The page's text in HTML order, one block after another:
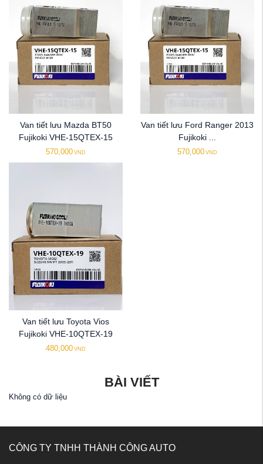
Van tiết lưu Mazda BT50
Fujikoki VHE-15QTEX-15
570,000 VND
Van tiết lưu Ford Ranger 2013
Fujikoki ...
570,000 VND
Van tiết lưu Toyota Vios
Fujikoki VHE-10QTEX-19
480,000 VND
BÀI VIẾT
Không có dữ liệu
CÔNG TY TNHH THÀNH CÔNG AUTO